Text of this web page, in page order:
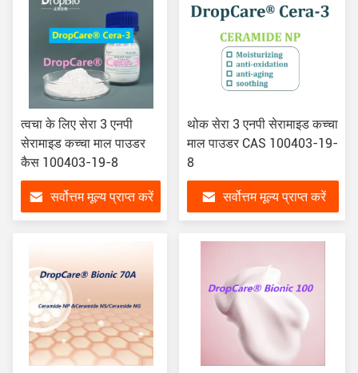
त्वचा के लिए सेरा 3 एनपी
सेरामाइड कच्चा माल पाउडर
कैस 100403-19-8
सर्वोत्तम मूल्य प्राप्त करें
थोक सेरा 3 एनपी सेरामाइड कच्चा
माल पाउडर CAS 100403-19-
8
सर्वोत्तम मूल्य प्राप्त करें